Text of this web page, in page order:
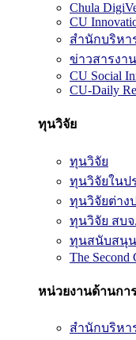
Chula
CU
สำนักบริหา
ข่าวสารงา
CU Social
CU-Daily
ทุนวิจัย
ทุนวิจัย
ทุนวิจัยในป
ทุนวิจัยต่าง
ทุนวิจัย สบจ.
ทุนสนับสนุน
The Second
หน่วยงานด้านกา
สำนักบริหา